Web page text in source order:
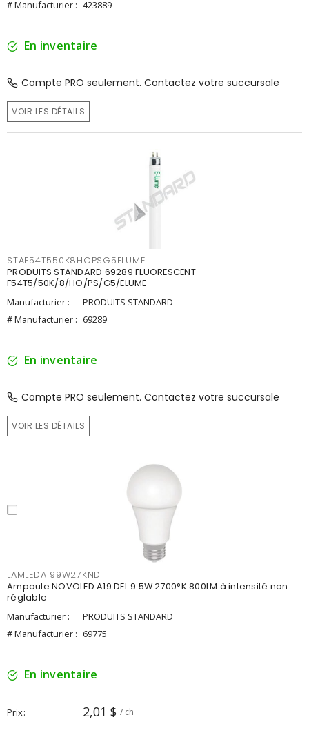
# Manufacturier : 423889
En inventaire
Compte PRO seulement. Contactez votre succursale
VOIR LES DÉTAILS
STAF54T550K8HOPSG5ELUME
PRODUITS STANDARD 69289 FLUORESCENT
F54T5/50K/8/HO/PS/G5/ELUME
Manufacturier :
PRODUITS STANDARD
# Manufacturier : 69289
En inventaire
Compte PRO seulement. Contactez votre succursale
VOIR LES DÉTAILS
LAMLEDA199W27KND
Ampoule NOVOLED A19 DEL 9.5W 2700°K 800LM à intensité non
réglable
Manufacturier :
PRODUITS STANDARD
# Manufacturier : 69775
En inventaire
Prix 2,01 $ / ch